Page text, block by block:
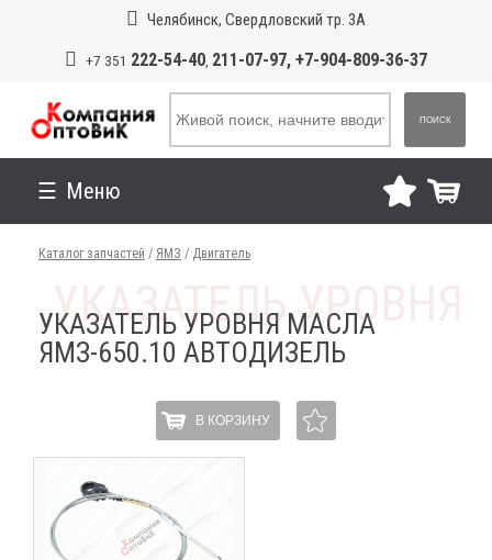
Челябинск, Свердловский тр. 3А
+7 351 222-54-40, 211-07-97, +7-904-809-36-37
ПОИСК
Меню
Каталог запчастей / ЯМЗ / Двигатель
УКАЗАТЕЛЬ УРОВНЯ МАСЛА
ЯМЗ-650.10 АВТОДИЗЕЛЬ
В КОРЗИНУ